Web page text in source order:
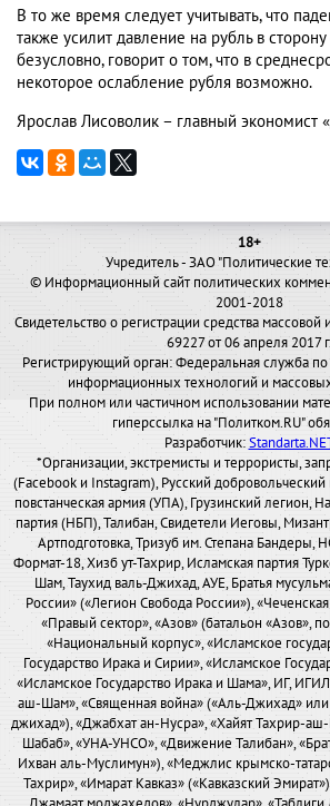
В то же время следует учитывать, что
также усилит давление на рубль в
безусловно, говорит о том, что в
некоторое ослабление рубля возможно.
Ярослав Лисоволик – главный экономист
18+
Учредитель - ЗАО "Политические
© Информационный сайт политических
2001-2018
Свидетельство о регистрации средства
69227 от 06 апреля 2017 г.
Регистрирующий орган: Федеральная служба
информационных технологий и
При полном или частичном использовании
гиперссылка на "Политком.RU"
Разработчик:
*Организации, экстремисты и террористы,
(Facebook и Instagram), Русский добровольческий
повстанческая армия (УПА), Грузинский легион,
партия (НБП), Талибан, Свидетели Иеговы,
Артподготовка, Тризуб им. Степана Бандеры,
Формат-18, Хизб ут-Тахрир, Исламская партия
Шам, Таухид валь-Джихад, АУЕ, Братья
России» («Легион Свобода России»),
«Правый сектор», «Азов» (батальон «Азов»,
«Национальный корпус», «Исламское
Государство Ирака и Сирии», «Исламское
«Исламское Государство Ирака и Шама», ИГ,
аш-Шам», «Священная война» («Аль-Джихад» или
джихад»), «Джабхат ан-Нусра», «Хайят Тахрир-
Шабаб», «УНА-УНСО», «Движение Талибан»,
Ихван аль-Муслимун»), «Меджлис крымско-
Тахрир», «Имарат Кавказ» («Кавказский